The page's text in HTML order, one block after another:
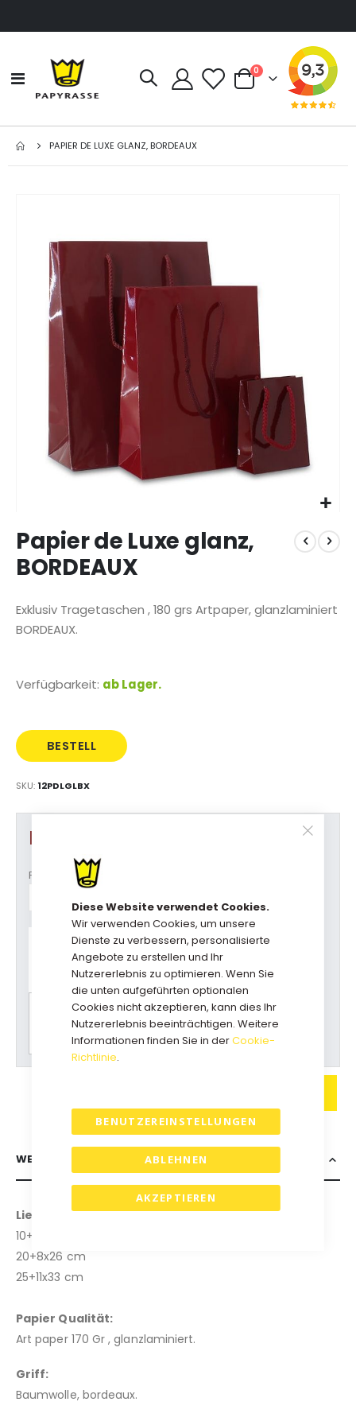
Diese Website verwendet Cookies.
Wir verwenden Cookies, um unsere
Dienste zu verbessern, personalisierte
Angebote zu erstellen und Ihr
Nutzererlebnis zu optimieren. Wenn Sie
die unten aufgeführten optionalen
Cookies nicht akzeptieren, kann dies Ihr
Nutzererlebnis beeinträchtigen. Weitere
Informationen finden Sie in derCookie-
Richtlinie.
AKZEPTIEREN
BENUTZEREINSTELLUNGEN
ABLEHNEN
Navigation
umschalten
Cart
0Artikel
PAPIER DE LUXE GLANZ, BORDEAUX
Bildgalerie
springen
Anfang
der
Bildgalerie
Papier de Luxe glanz,
BORDEAUX
Exklusiv Tragetaschen , 180 grs Artpaper, glanzlaminiert
BORDEAUX.
Verfügbarkeit: ab Lager.
BESTELL
SKU 12PDLGLBX
Produkt Optionen
Formaat (b x d x h)
Haben Sie Fragen zu diesem
Produkt?
Rufen Sie uns an: +31(0)73-5229800
kundendienst@geschenkboxdirekt.de
Bitte wählen Sie zuerst alle Optionen für einen
Preisvorschlag.
WEITERE INFORMATIONEN
Lieferbare Formate: (b x t x h)
10+4,5x13 cm
20+8x26 cm
25+11x33 cm
Papier Qualität:
Art paper 170 Gr , glanzlaminiert.
Griff:
Baumwolle, bordeaux.